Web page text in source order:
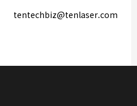
tentechbiz@tenlaser.com